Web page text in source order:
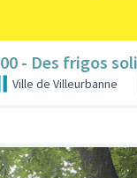
- Des frigos
Ville de Villeurbanne